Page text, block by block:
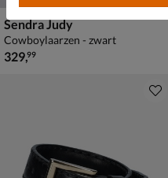
Sendra Judy
Cowboylaarzen - zwart
€ 329,99
329,99